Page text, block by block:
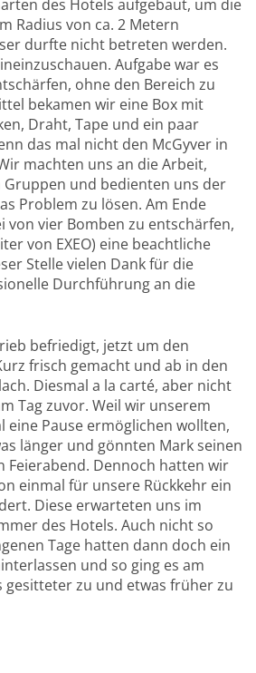
des Hotels aufgebaut, um die
Radius von ca. 2 Metern
durfte nicht betreten werden.
Aufgabe war es
ohne den Bereich zu
bekamen wir eine Box mit
Draht, Tape und ein paar
das mal nicht den McGyver in
machten uns an die Arbeit,
und bedienten uns der
Problem zu lösen. Am Ende
von vier Bomben zu entschärfen,
von EXEO) eine beachtliche
Stelle vielen Dank für die
Durchführung an die
befriedigt, jetzt um den
frisch gemacht und ab in den
Diesmal a la carté, aber nicht
Tag zuvor. Weil wir unserem
eine Pause ermöglichen wollten,
länger und gönnten Mark seinen
Feierabend. Dennoch hatten wir
einmal für unsere Rückkehr ein
Diese erwarteten uns im
des Hotels. Auch nicht so
Tage hatten dann doch ein
und so ging es am
gesitteter zu und etwas früher zu